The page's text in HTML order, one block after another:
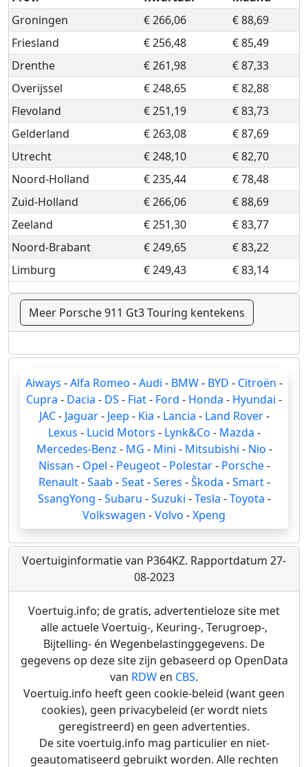
Groningen
€ 266,06
€ 88,69
Friesland
€ 256,48
€ 85,49
Drenthe
€ 261,98
€ 87,33
Overijssel
€ 248,65
€ 82,88
Flevoland
€ 251,19
€ 83,73
Gelderland
€ 263,08
€ 87,69
Utrecht
€ 248,10
€ 82,70
Noord-Holland
€ 235,44
€ 78,48
Zuid-Holland
€ 266,06
€ 88,69
Zeeland
€ 251,30
€ 83,77
Noord-Brabant
€ 249,65
€ 83,22
Limburg
€ 249,43 € 83,14
Meer Porsche 911 Gt3 Touring kentekens
Aiways -Alfa Romeo -Audi - BMW- BYD - Citroën -
Cupra - Dacia - DS - Fiat- Ford - Honda - Hyundai -
JAC- Jaguar- Jeep - Kia - Lancia - Land Rover-
Lexus - Lucid Motors - Lynk&Co - Mazda -
Mercedes-Benz - MG - Mini - Mitsubishi - Nio -
Nissan - Opel - Peugeot- Polestar- Porsche-
Renault-Saab -Seat-Seres -Škoda -Smart-
SsangYong -Subaru -Suzuki -Tesla -Toyota -
Volkswagen -Volvo -Xpeng
Voertuiginformatie van P364KZ. Rapportdatum 27-
08-2023
Voertuig.info; de gratis, advertentieloze site met
alle actuele Voertuig-, Keuring-, Terugroep-,
Bijtelling- én Wegenbelastinggegevens. De
gegevens op deze site zijn gebaseerd op OpenData
van RDW en CBS.
Voertuig.info heeft geen cookie-beleid (want geen
cookies), geen privacybeleid (er wordt niets
geregistreerd) en geen advertenties.
De site voertuig.info mag particulier en niet-
geautomatiseerd gebruikt worden. Alle rechten